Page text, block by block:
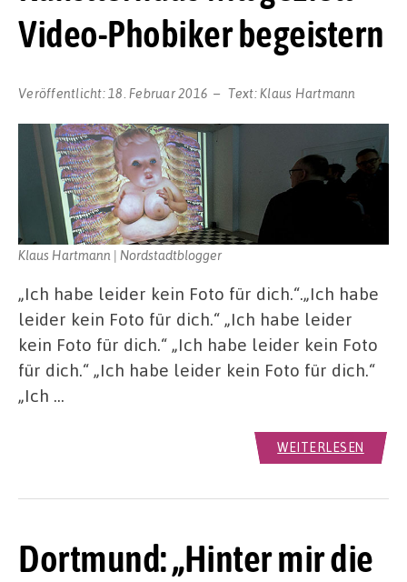
Video-Phobiker begeistern
Veröffentlicht: 18. Februar 2016 Text:Klaus Hartmann
Klaus Hartmann | Nordstadtblogger
„Ich habe leider kein Foto für dich.“.„Ich habe
leider kein Foto für dich.“ „Ich habe leider
kein Foto für dich.“ „Ich habe leider kein Foto
für dich.“ „Ich habe leider kein Foto für dich.“
„Ich …
WEITERLESEN
Dortmund: „Hinter mir die